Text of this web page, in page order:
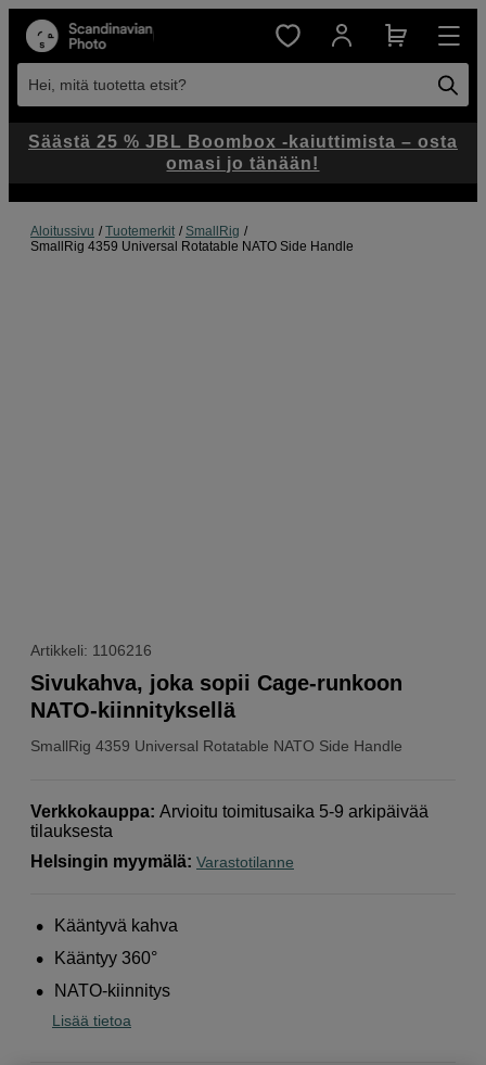
Hei, mitä tuotetta etsit?
Aloitussivu Tuotemerkit
SmallRig
SmallRig 4359 Universal Rotatable NATO Side Handle
Artikkeli: 1106216
SmallRig 4359 Universal Rotatable NATO Side Handle
Sivukahva, joka sopii Cage-runkoon
NATO-kiinnityksellä
Verkkokauppa: Arvioitu toimitusaika 5-9 arkipäivää
tilauksesta
Helsingin myymälä: Varastotilanne
Kääntyvä kahva
Kääntyy 360°
NATO-kiinnitys
Lisää tietoa
Säästä 25 % JBL Boombox -kaiuttimista – osta
omasi jo tänään!